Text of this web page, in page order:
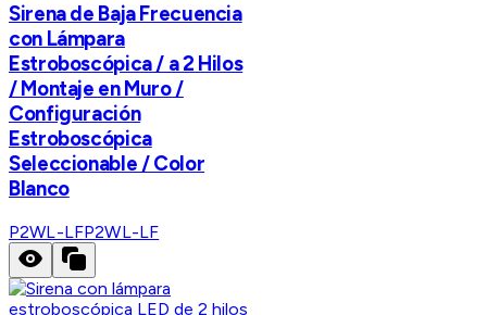
Sirena de Baja Frecuencia
con Lámpara
Estroboscópica / a 2 Hilos
/ Montaje en Muro /
Configuración
Estroboscópica
Seleccionable / Color
Blanco
P2WL-LFP2WL-LF